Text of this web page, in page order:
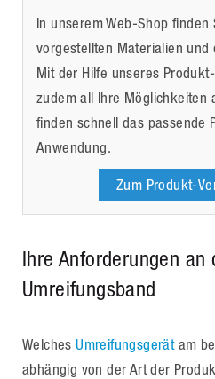
In unserem Web-Shop finden
vorgestellten Materialien und
Mit der Hilfe unseres
zudem all Ihre Möglichkeiten
finden schnell das passende
Anwendung.
Zum Produkt-
Ihre Anforderungen an
Umreifungsband
WelchesUmreifungsgerätam
abhängig von der Art der